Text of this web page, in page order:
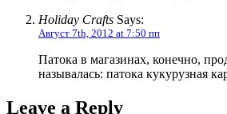
Holiday Crafts Says:
Август 7th, 2012 at 7:50 пп
Патока в магазинах, конечно,
называлась: патока кукурузная
Leave a Reply